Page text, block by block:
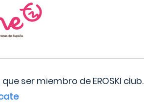
ser miembro de EROSKI club.